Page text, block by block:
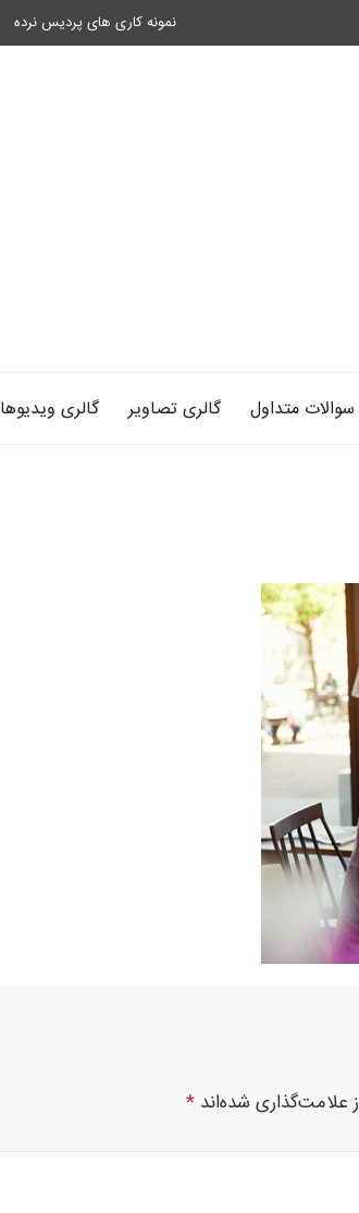
نمونه کاری های پردیس نرده
سوالات متداول گالری تصاویر گالری ویدیوها
شده‌اند *